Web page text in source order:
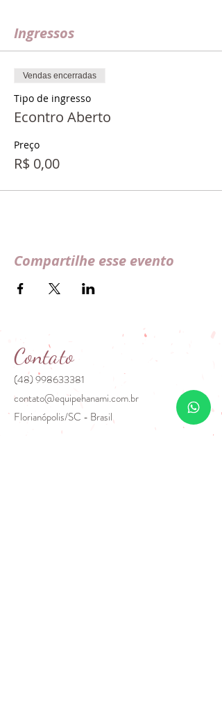
Ingressos
Vendas encerradas
Tipo de ingresso
Econtro Aberto
Preço
R$ 0,00
Compartilhe esse evento
Contato
(48) 998633381
contato@equipehanami.com.br
Florianópolis/SC - Brasil